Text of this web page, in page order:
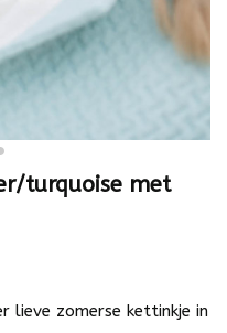
turquoise met
lieve zomerse kettinkje in